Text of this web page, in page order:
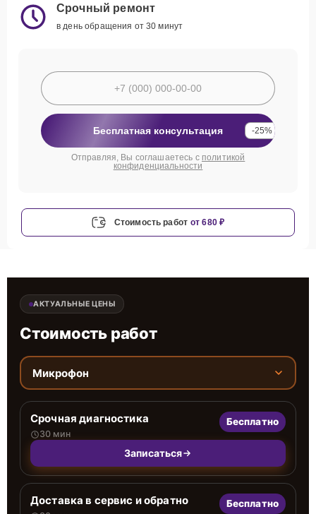
Срочный ремонт
в день обращения от 30 минут
Бесплатная консультация -25%
Отправляя, Вы соглашаетесь с политикой
конфиденциальности
Стоимость работ от 680 ₽
АКТУАЛЬНЫЕ ЦЕНЫ
Стоимость работ
Микрофон
Срочная диагностика
30 мин
Бесплатно
Записаться
Доставка в сервис и обратно Бесплатно